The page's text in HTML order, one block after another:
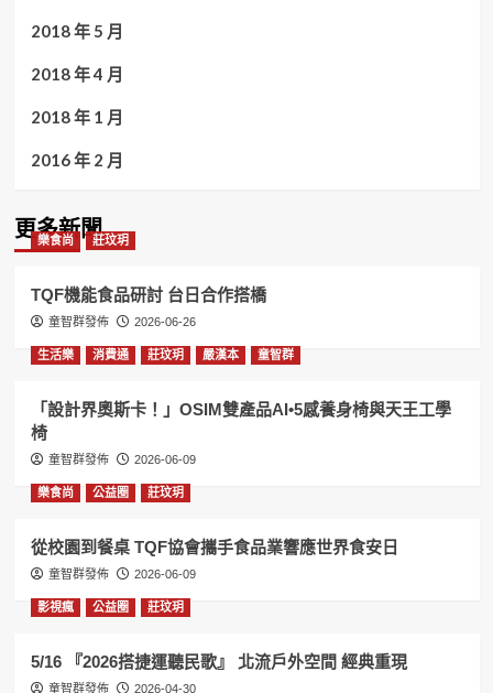
2018 年 5 月
2018 年 4 月
2018 年 1 月
2016 年 2 月
更多新聞
樂食尚 莊玟玥
TQF機能食品研討 台日合作搭橋
童智群發佈 2026-06-26
生活樂 消費通 莊玟玥 嚴漢本 童智群
「設計界奧斯卡！」OSIM雙產品AI•5感養身椅與天王工學
椅
童智群發佈 2026-06-09
樂食尚 公益圈 莊玟玥
從校園到餐桌 TQF協會攜手食品業響應世界食安日
童智群發佈 2026-06-09
影視瘋 公益圈 莊玟玥
5/16 『2026搭捷運聽民歌』 北流戶外空間 經典重現
童智群發佈 2026-04-30